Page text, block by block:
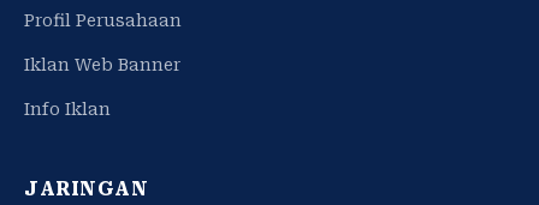
Profil Perusahaan
Iklan Web Banner
Info Iklan
JARINGAN